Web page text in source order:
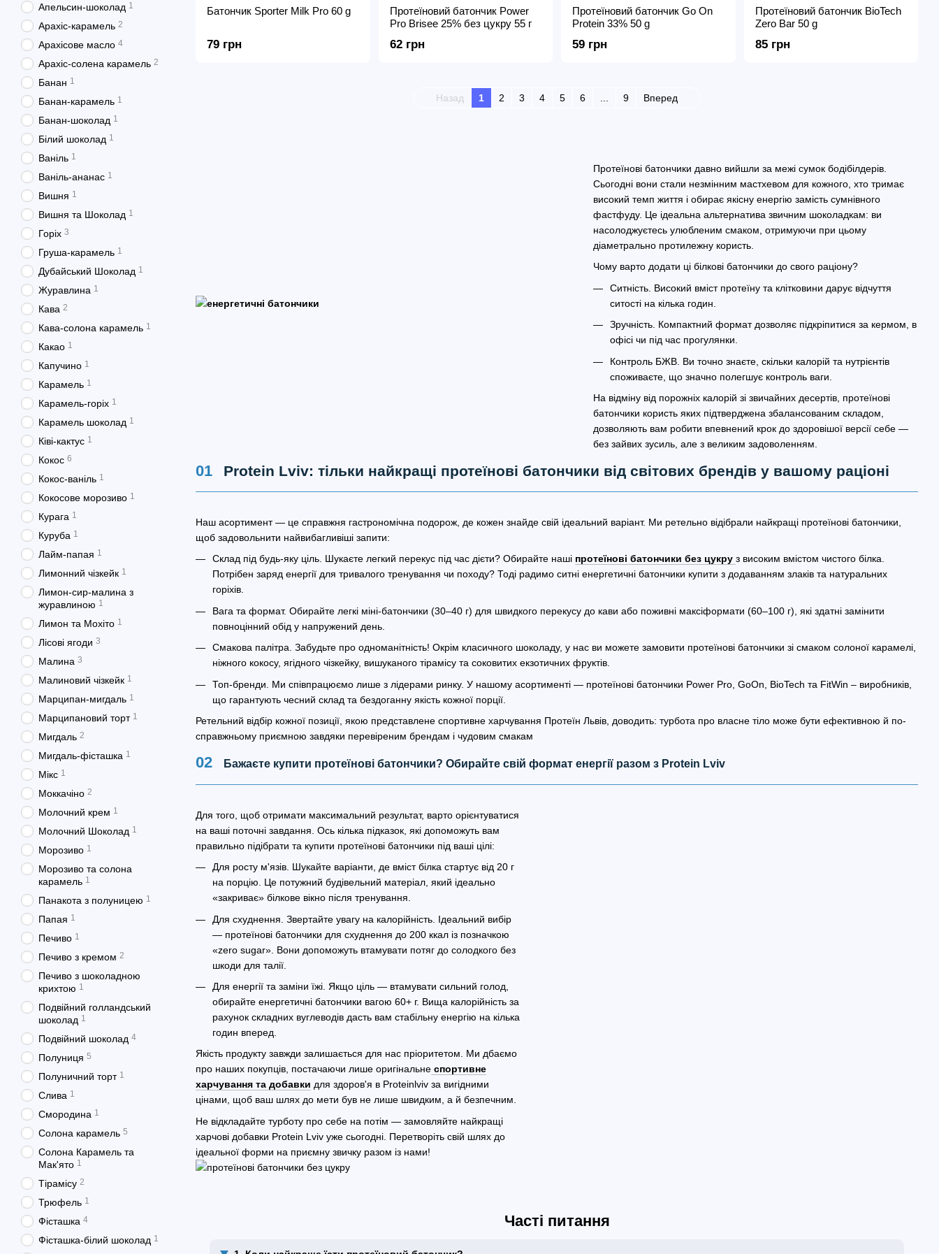
Протеїнові батончики давно вийшли за межі сумок бодібілдерів.
Сьогодні вони стали незмінним мастхевом для кожного, хто тримає
високий темп життя і обирає якісну енергію замість сумнівного
фастфуду. Це ідеальна альтернатива звичним шоколадкам: ви
насолоджуєтесь улюбленим смаком, отримуючи при цьому
діаметрально протилежну користь.
Чому варто додати ці білкові батончики до свого раціону?
Ситність. Високий вміст протеїну та клітковини дарує відчуття
ситості на кілька годин.
Зручність. Компактний формат дозволяє підкріпитися за кермом, в
офісі чи під час прогулянки.
Контроль БЖВ. Ви точно знаєте, скільки калорій та нутрієнтів
споживаєте, що значно полегшує контроль ваги.
На відміну від порожніх калорій зі звичайних десертів, протеїнові
батончики користь яких підтверджена збалансованим складом,
дозволяють вам робити впевнений крок до здоровішої версії себе —
без зайвих зусиль, але з великим задоволенням.
Protein Lviv: тільки найкращі протеїнові батончики від світових брендів у вашому раціоні
Наш асортимент — це справжня гастрономічна подорож, де кожен знайде свій ідеальний варіант. Ми ретельно відібрали найкращі протеїнові батончики,
щоб задовольнити найвибагливіші запити:
Склад під будь-яку ціль. Шукаєте легкий перекус під час дієти? Обирайте наші протеїнові батончики без цукру з високим вмістом чистого білка.
Потрібен заряд енергії для тривалого тренування чи походу? Тоді радимо ситні енергетичні батончики купити з додаванням злаків та натуральних
горіхів.
Вага та формат. Обирайте легкі міні-батончики (30–40 г) для швидкого перекусу до кави або поживні максіформати (60–100 г), які здатні замінити
повноцінний обід у напружений день.
Смакова палітра. Забудьте про одноманітність! Окрім класичного шоколаду, у нас ви можете замовити протеїнові батончики зі смаком солоної карамелі,
ніжного кокосу, ягідного чізкейку, вишуканого тірамісу та соковитих екзотичних фруктів.
Топ-бренди. Ми співпрацюємо лише з лідерами ринку. У нашому асортименті — протеїнові батончики Power Pro, GoOn, BioTech та FitWin – виробників,
що гарантують чесний склад та бездоганну якість кожної порції.
Ретельний відбір кожної позиції, якою представлене спортивне харчування Протеїн Львів, доводить: турбота про власне тіло може бути ефективною й по-
справжньому приємною завдяки перевіреним брендам і чудовим смакам
Бажаєте купити протеїнові батончики? Обирайте свій формат енергії разом з Protein Lviv
Для того, щоб отримати максимальний результат, варто орієнтуватися
на ваші поточні завдання. Ось кілька підказок, які допоможуть вам
правильно підібрати та купити протеїнові батончики під ваші цілі:
Для росту м'язів. Шукайте варіанти, де вміст білка стартує від 20 г
на порцію. Це потужний будівельний матеріал, який ідеально
«закриває» білкове вікно після тренування.
Для схуднення. Звертайте увагу на калорійність. Ідеальний вибір
— протеїнові батончики для схуднення до 200 ккал із позначкою
«zero sugar». Вони допоможуть втамувати потяг до солодкого без
шкоди для талії.
Для енергії та заміни їжі. Якщо ціль — втамувати сильний голод,
обирайте енергетичні батончики вагою 60+ г. Вища калорійність за
рахунок складних вуглеводів дасть вам стабільну енергію на кілька
годин вперед.
Якість продукту завжди залишається для нас пріоритетом. Ми дбаємо
про наших покупців, постачаючи лише оригінальне спортивне
харчування та добавки для здоров'я в Proteinlviv за вигідними
цінами, щоб ваш шлях до мети був не лише швидким, а й безпечним.
Не відкладайте турботу про себе на потім — замовляйте найкращі
харчові добавки Protein Lviv уже сьогодні. Перетворіть свій шлях до
ідеальної форми на приємну звичку разом із нами!
Часті питання
Батончик Sporter Milk Pro 60 g
79 грн
Протеїновий батончик Power
Pro Brisee 25% без цукру 55 г
62 грн
Протеїновий батончик Go On
Protein 33% 50 g
59 грн
Протеїновий батончик BioTech
Zero Bar 50 g
85 грн
Назад 1 2 3 4 5 6 9 Вперед
Апельсин-шоколад 1
Арахіс-карамель 2
Арахісове масло 4
Арахіс-солена карамель 2
Банан 1
Банан-карамель 1
Банан-шоколад 1
Білий шоколад 1
Ваніль 1
Ваніль-ананас 1
Вишня 1
Вишня та Шоколад 1
Горіх 3
Груша-карамель 1
Дубайський Шоколад 1
Журавлина 1
Кава 2
Кава-солона карамель 1
Какао 1
Капучино 1
Карамель 1
Карамель-горіх 1
Карамель шоколад 1
Ківі-кактус 1
Кокос 6
Кокос-ваніль 1
Кокосове морозиво 1
Курага 1
Куруба 1
Лайм-папая 1
Лимонний чізкейк 1
Лимон-сир-малина з
журавлиною 1
Лимон та Мохіто 1
Лісові ягоди 3
Малина 3
Малиновий чізкейк 1
Марципан-мигдаль 1
Марципановий торт 1
Мигдаль 2
Мигдаль-фісташка 1
Мікс 1
Моккачіно 2
Молочний крем 1
Молочний Шоколад 1
Морозиво 1
Морозиво та солона
карамель 1
Панакота з полуницею 1
Папая 1
Печиво 1
Печиво з кремом 2
Печиво з шоколадною
крихтою 1
Подвійний голландський
шоколад 1
Подвійний шоколад 4
Полуниця 5
Полуничний торт 1
Слива 1
Смородина 1
Солона карамель 5
Солона Карамель та
Мак'ято 1
Тірамісу 2
Трюфель 1
Фісташка 4
Фісташка-білий шоколад 1